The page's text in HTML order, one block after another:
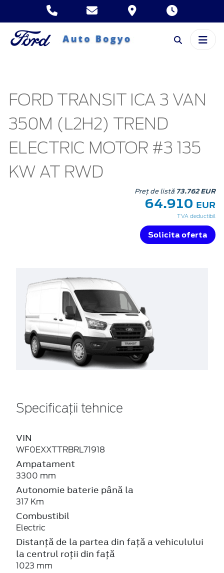
FORD TRANSIT ICA 3 VAN
350M (L2H2) TREND
ELECTRIC MOTOR #3 135
KW AT RWD
Preț de listă 73.762 EUR
64.910 EUR
TVA deductibil
Solicita oferta
Specificații tehnice
VIN
WF0EXXTTRBRL71918
Ampatament
3300 mm
Autonomie baterie până la
317 Km
Combustibil
Electric
Distanță de la partea din față a vehiculului
la centrul roții din față
1023 mm